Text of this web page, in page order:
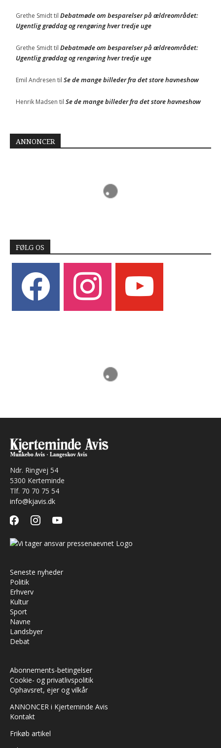
Grethe Smidttil Debatmøde om besparelser på ældreområdet:
Ugentlig grøddag og rengøring hver tredje uge
Grethe Smidttil Debatmøde om besparelser på ældreområdet:
Ugentlig grøddag og rengøring hver tredje uge
Emil Andresen til Se de mange billeder fra det store havneshow
Henrik Madsen til Se de mange billeder fra det store havneshow
ANNONCER
FØLG OS
Ndr. Ringvej 54
5300 Kerteminde
Tlf. 70 70 75 54
info@kjavis.dk
facebookinstagramyoutube
Seneste nyheder
Politik
Erhverv
Kultur
Sport
Navne
Landsbyer
Debat
Abonnements-betingelser
Cookie- og privatlivspolitik
Ophavsret, ejer og vilkår
ANNONCER i Kjerteminde Avis
Kontakt
Frikøb artikel